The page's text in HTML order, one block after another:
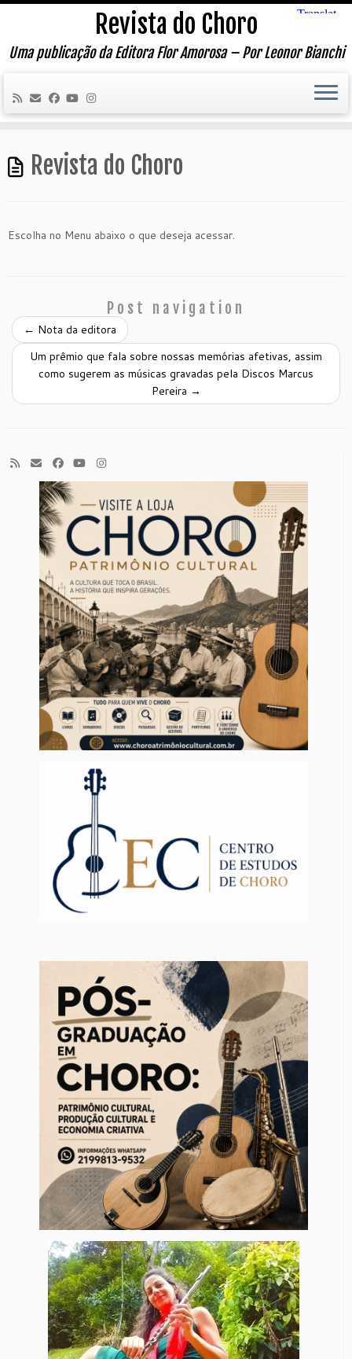
Skip
content
Revista do Choro
Uma publicação da Editora Flor Amorosa – Por Leonor Bianchi
Revista do Choro
Escolha no Menu abaixo o que deseja acessar.
Post navigation
← Nota da editora
Um prêmio que fala sobre nossas memórias afetivas, assim
como sugerem as músicas gravadas pela Discos Marcus
Pereira →